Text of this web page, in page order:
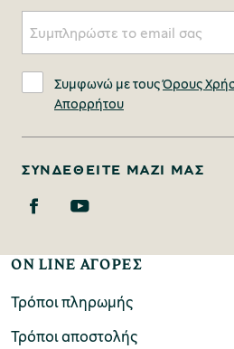
Συμφωνώ με τουςΌρους
Απορρήτου
ΣΥΝΔΕΘΕΊΤΕ ΜΑΖΊ ΜΑΣ
ON LINE ΑΓΟΡΕΣ
Τρόποι πληρωμής
Τρόποι αποστολής